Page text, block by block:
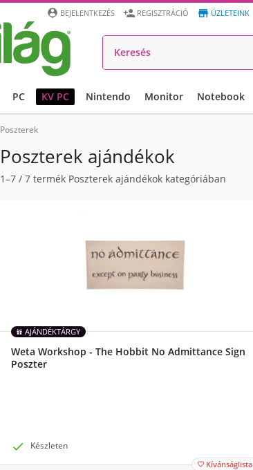
 ÜZLETEINK
 REGISZTRÁCIÓ
 BEJELENTKEZÉS
PC KV PC Nintendo Monitor Notebook
Poszterek
Poszterek ajándékok
1–7 / 7 termék Poszterek ajándékok kategóriában
AJÁNDÉKTÁRGY
Weta Workshop - The Hobbit No Admittance Sign
Poszter
 Készleten
 Kívánságlista